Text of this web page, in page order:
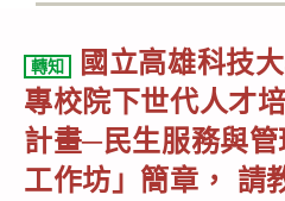
轉知
國立高雄科技
專校院下世代人才
計畫─民生服務與
工作坊」簡章， 請